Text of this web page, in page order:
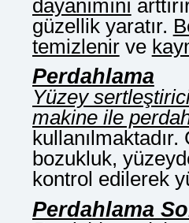
dayanımını
güzellik yaratır.
temizlenirve
Perdahlama
Yüzey
makine ile
bozukluk,
kontrol edilerek
Perdahlama